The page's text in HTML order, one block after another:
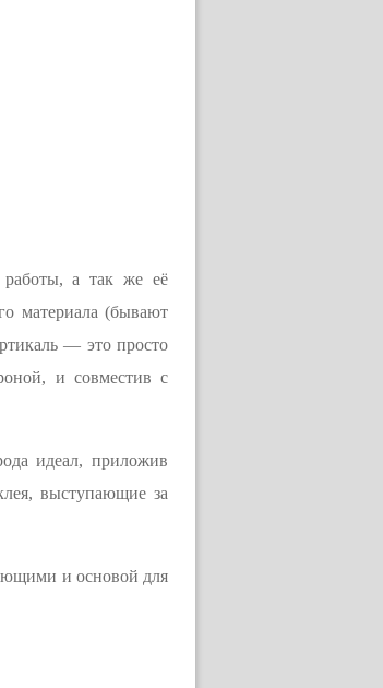
работы, а так же её
материала (бывают
— это просто
и совместив с
идеал, приложив
выступающие за
и основой для